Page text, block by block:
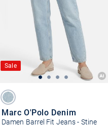
Sale
Marc O'Polo Denim
Damen Barrel Fit Jeans - Stine